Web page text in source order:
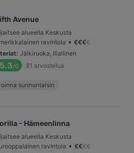
Avenue
alueella Keskusta
ravintola • €€€€
: Jälkiruoka, Illallinen
5.3/6 81 arvostelua
sunnuntaisin
- Hämeenlinna
alueella Keskusta
ravintola • €€€€